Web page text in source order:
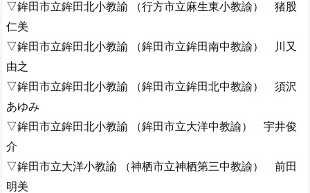
▽鉾田市立鉾田北小教諭 （行方市立麻生東小教諭） 猪股
仁美
▽鉾田市立鉾田北小教諭 （鉾田市立鉾田南中教諭） 川又
由之
▽鉾田市立鉾田北小教諭 （鉾田市立鉾田北中教諭） 須沢
あゆみ
▽鉾田市立鉾田北小教諭 （鉾田市立大洋中教諭） 宇井俊
介
▽鉾田市立大洋小教諭 （神栖市立神栖第三中教諭） 前田
明美